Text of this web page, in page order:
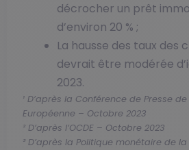
décrocher un prêt
d’environ 20 % ;
La hausse des taux des
devrait être modérée
2023.
¹ D’après la Conférence de Presse
Européenne – Octobre 2023
² D’après l’OCDE – Octobre 2023
³ D’après la Politique monétaire de